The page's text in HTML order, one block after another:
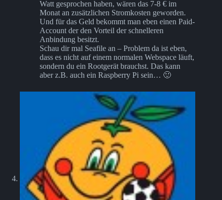
Watt gesprochen haben, wären das 7-8 € im
Monat an zusätzlichen Stromkosten geworden.
Und für das Geld bekommt man eben einen Paid-
Account der den Vorteil der schnelleren
Anbindung besitzt.
Schau dir mal Seafile an – Problem da ist eben,
dass es nicht auf einem normalen Webspace läuft,
sondern du ein Rootgerät brauchst. Das kann
aber z.B. auch ein Raspberry Pi sein… 🙂